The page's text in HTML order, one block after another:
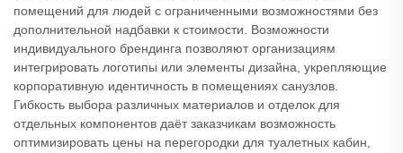
помещений для людей с ограниченными возможностями без
дополнительной надбавки к стоимости. Возможности
индивидуального брендинга позволяют организациям
интегрировать логотипы или элементы дизайна, укрепляющие
корпоративную идентичность в помещениях санузлов.
Гибкость выбора различных материалов и отделок для
отдельных компонентов даёт заказчикам возможность
оптимизировать цены на перегородки для туалетных кабин,